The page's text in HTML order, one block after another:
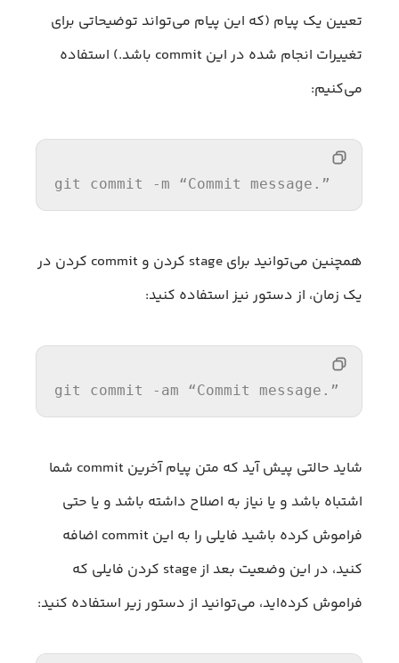
تعیین یک پیام (که این پیام می‌تواند توضیحاتی برای
تغییرات انجام شده در این commit باشد.) استفاده
می‌کنیم:
git commit -m “Commit message.”
همچنین می‌توانید برای stage کردن و commit کردن در
یک زمان، از دستور نیز استفاده کنید:
git commit -am “Commit message.”
شاید حالتی پیش آید که متن پیام آخرین commit شما
اشتباه باشد و یا نیاز به اصلاح داشته باشد و یا حتی
فراموش کرده باشید فایلی را به این commit اضافه
کنید، در این وضعیت بعد از stage کردن فایلی که
فراموش کرده‌اید، می‌توانید از دستور زیر استفاده کنید: